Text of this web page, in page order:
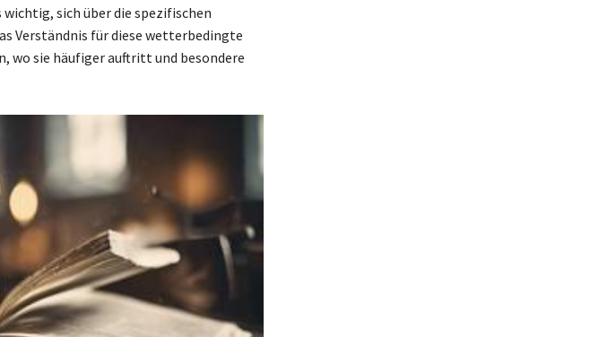
sich über die spezifischen
Verständnis für diese wetterbedingte
wo sie häufiger auftritt und besondere